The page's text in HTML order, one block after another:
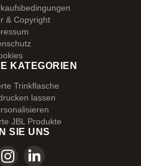
& Copyright
KATEGORIEN
Trinkflasche
lassen
JBL Produkte
SIE UNS